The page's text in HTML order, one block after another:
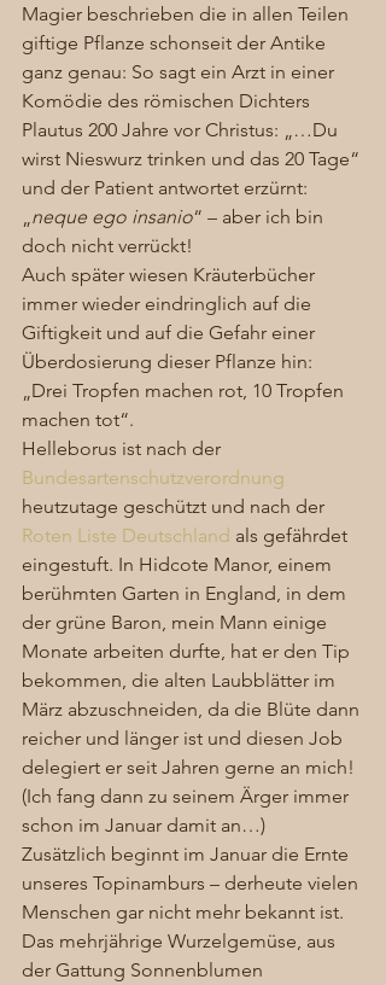
Magier beschrieben die in allen Teilen
giftige Pflanze schonseit der Antike
ganz genau: So sagt ein Arzt in einer
Komödie des römischen Dichters
Plautus 200 Jahre vor Christus: „…Du
wirst Nieswurz trinken und das 20 Tage“
und der Patient antwortet erzürnt:
neque ego insanio“ – aber ich bin
doch nicht verrückt!
Auch später wiesen Kräuterbücher
immer wieder eindringlich auf die
Giftigkeit und auf die Gefahr einer
Überdosierung dieser Pflanze hin:
„Drei Tropfen machen rot, 10 Tropfen
machen tot“.
Helleborus ist nach der
Bundesartenschutzverordnung
heutzutage geschützt und nach der
Roten Liste Deutschland als gefährdet
eingestuft. In Hidcote Manor, einem
berühmten Garten in England, in dem
der grüne Baron, mein Mann einige
Monate arbeiten durfte, hat er den Tip
bekommen, die alten Laubblätter im
März abzuschneiden, da die Blüte dann
reicher und länger ist und diesen Job
delegiert er seit Jahren gerne an mich!
(Ich fang dann zu seinem Ärger immer
schon im Januar damit an…)
Zusätzlich beginnt im Januar die Ernte
unseres Topinamburs – derheute vielen
Menschen gar nicht mehr bekannt ist.
Das mehrjährige Wurzelgemüse, aus
der Gattung Sonnenblumen